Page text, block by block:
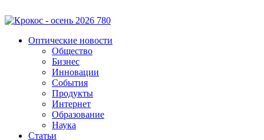
Оптические новости
Общество
Бизнес
Инновации
События
Продукты
Интернет
Образование
Наука
Статьи